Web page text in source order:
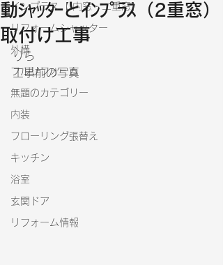
インプラス【 内窓・二重窓】
リフォームシャッター
外構
フルリフォーム
無題のカテゴリー
内装
フローリング張替え
キッチン
浴室
玄関ドア
リフォーム情報
動ｼｬｯﾀｰとｲﾝﾌﾟﾗｽ（2重窓）
取付け工事
りら
工事前の写真